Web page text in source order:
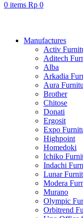
0 items Rp 0
Manufactures
Activ
Aditech
Alba
Arkadia
Aura
Brother
Chitose
Donati
Ergosit
Expo
Highpoint
Homedoki
Ichiko
Indachi
Lunar
Modera
Murano
Olympic
Orbitrend